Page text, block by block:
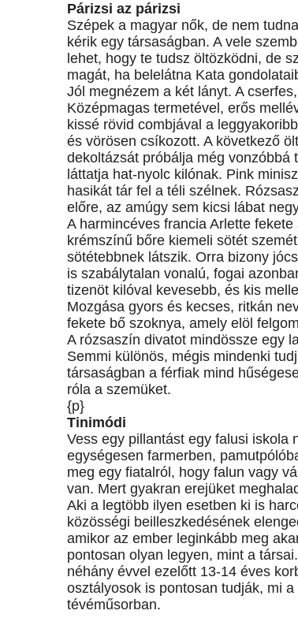
Párizsi az párizsi
Szépek a magyar nők, de nem
kérik egy társaságban. A vele
lehet, hogy te tudsz öltözködni, de
magát, ha belelátna Kata
Jól megnézem a két lányt. A
Középmagas termetével, erős
kissé rövid combjával a
és vörösen csíkozott. A következő
dekoltázsát próbálja még
láttatja hat-nyolc kilónak. Pink
hasikát tár fel a téli szélnek.
előre, az amúgy sem kicsi lábat
A harmincéves francia Arlette
krémszínű bőre kiemeli sötét
sötétebbnek látszik. Orra bizony
is szabálytalan vonalú, fogai
tizenöt kilóval kevesebb, és kis
Mozgása gyors és kecses, ritkán
fekete bő szoknya, amely elöl
A rózsaszín divatot mindössze egy
Semmi különös, mégis mindenki
társaságban a férfiak mind
róla a szemüket.
{p}
Tinimódi
Vess egy pillantást egy falusi iskola
egységesen farmerben,
meg egy fiatalról, hogy falun vagy
van. Mert gyakran erejüket
Aki a legtöbb ilyen esetben ki is
közösségi beilleszkedésének
amikor az ember leginkább meg
pontosan olyan legyen, mint a
néhány évvel ezelőtt 13-14 éves
osztályosok is pontosan tudják, mi
tévéműsorban.